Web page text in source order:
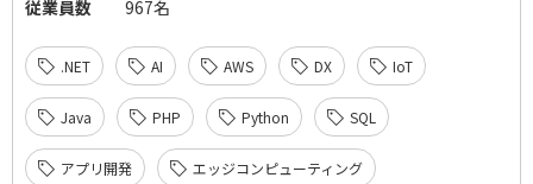
従業員数 967名
.NET AI AWS DX IoT
Java PHP Python SQL
アプリ開発 エッジコンピューティング